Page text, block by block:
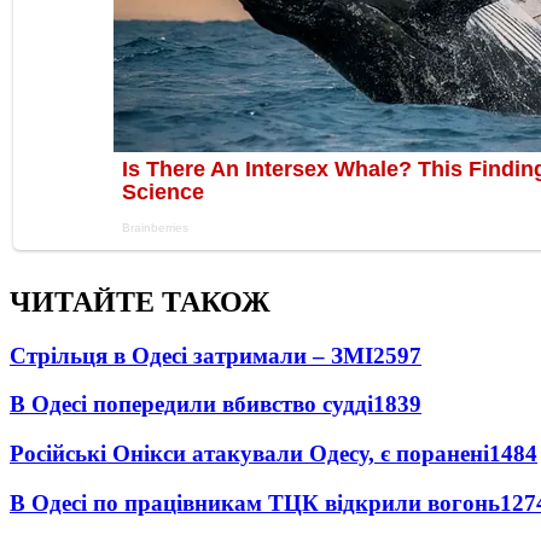
ЧИТАЙТЕ ТАКОЖ
Стрільця в Одесі затримали – ЗМІ2597
В Одесі попередили вбивство судді1839
Російські Онікси атакували Одесу, є поранені1484
В Одесі по працівникам ТЦК відкрили вогонь